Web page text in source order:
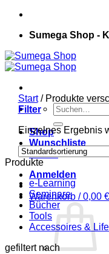
Sumega Shop -
Suchen
nach:
Shop
Wunschliste
Kasse
Anmelden
Warenkorb /0,00 €
Start /Produkte
Filter
Einzelnes Ergebnis
Produkte
e-Learning
Seminare
Bücher
Tools
Accessoires &
gefiltert nach